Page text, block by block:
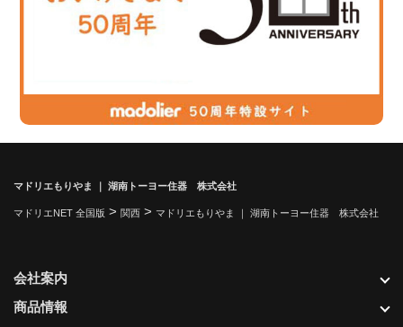
マドリエもりやま ｜ 湖南トーヨー住器 株式会社
マドリエNET 全国版 > 関西 > マドリエもりやま ｜ 湖南トーヨー住器 株式会社
会社案内
商品情報